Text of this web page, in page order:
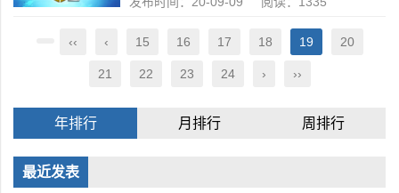
‹‹ ‹ 15 16 17 18 19 20
21 22 23 24 › ››
年排行 月排行 周排行
最近发表